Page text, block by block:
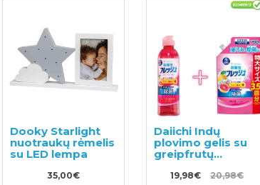
Dooky Starlight
nuotraukų rėmelis
su LED lempa
35,00€
Daiichi Indų
plovimo gelis su
greipfrutų
aromatu 250ml +
užpildymui 700ml
19,98€ 20,98€